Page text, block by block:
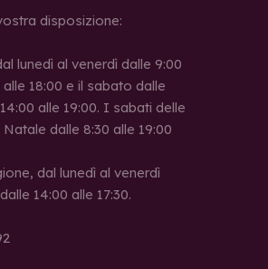
disposizione:
lunedì al venerdì dalle 9:00
alle 18:00 e il sabato dalle
alle 19:00. I sabati delle
dalle 8:30 alle 19:00
dal lunedì al venerdì
14:00 alle 17:30.